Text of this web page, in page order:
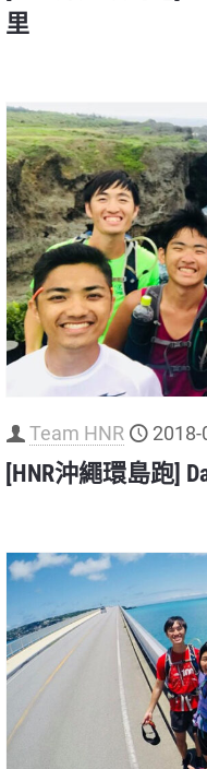
里
Team HNR 2018-
[HNR沖繩環島跑]